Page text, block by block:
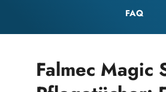
FAQ
Falmec Magic